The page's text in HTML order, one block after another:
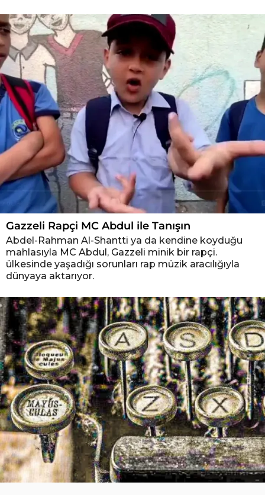
Gazzeli Rapçi MC Abdul ile Tanışın
Abdel-Rahman Al-Shantti ya da kendine koyduğu
mahlasıyla MC Abdul, Gazzeli minik bir rapçi.
ülkesinde yaşadığı sorunları rap müzik aracılığıyla
dünyaya aktarıyor.